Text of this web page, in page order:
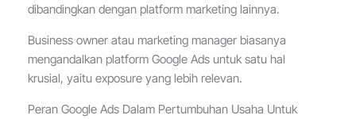
dibandingkan dengan platform marketing lainnya.
Business owner atau marketing manager biasanya
mengandalkan platform Google Ads untuk satu hal
krusial, yaitu exposure yang lebih relevan.
Peran Google Ads Dalam Pertumbuhan Usaha Untuk